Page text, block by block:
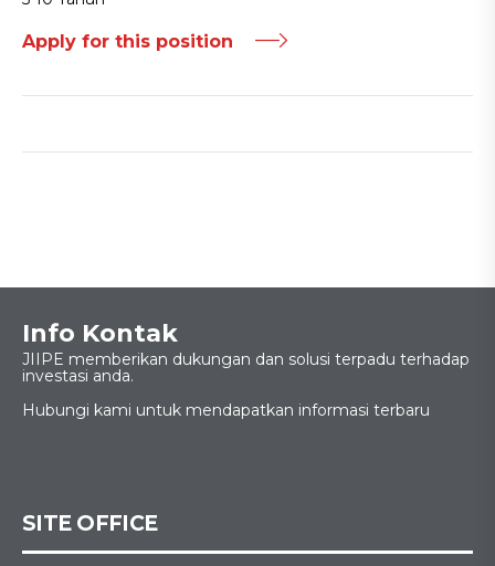
Apply for this position
Info Kontak
JIIPE memberikan dukungan dan solusi terpadu terhadap
investasi anda.
Hubungi kami untuk mendapatkan informasi terbaru
SITE OFFICE